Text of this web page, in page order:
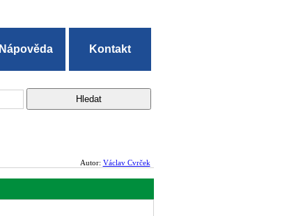
Nápověda Kontakt
Autor: Václav Cvrček